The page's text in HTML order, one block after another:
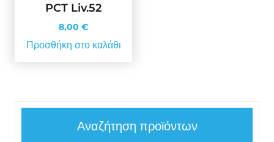
PCT Liv.52
8,00 €
Προσθήκη στο καλάθι
Αναζήτηση προϊόντων